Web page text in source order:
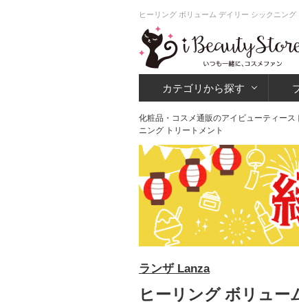
ヒーリング ボリューム デイリー シックニン
カテゴリから探す
化粧品・コスメ通販のアイビューティース
ニング トリートメント
ランザ Lanza
ヒーリング ボリュー